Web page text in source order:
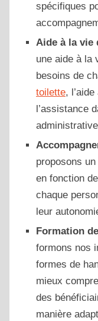
spécifiques
Aide à la vie
une aide à la
besoins de
toilette,
l’assistance
proposons
en fonction
chaque
leur
Formation
formons nos
formes de
mieux
des
manière